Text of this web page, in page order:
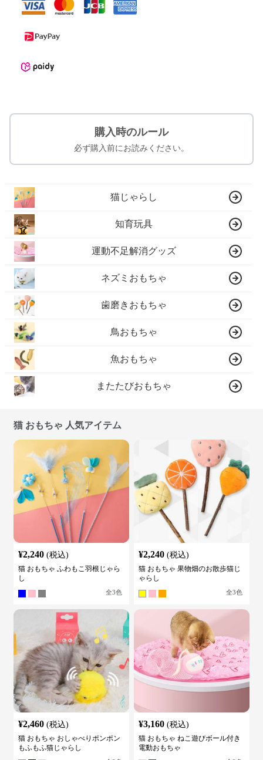
購入時のルール
必ず購入前にお読みください。
猫じゃらし
知育玩具
運動不足解消グッズ
ネズミおもちゃ
歯磨きおもちゃ
鳥おもちゃ
魚おもちゃ
またたびおもちゃ
猫 おもちゃ 人気アイテム
¥2,240 (税込)
猫 おもちゃ ふわもこ羽根じゃら
し
全3色
¥2,240 (税込)
猫 おもちゃ 果物畑のお散歩猫じ
ゃらし
全3色
¥2,460 (税込)
猫 おもちゃ おしゃべりポンポン
もふもふ猫じゃらし
¥3,160 (税込)
猫 おもちゃ ねこ遊びボール付き
電動おもちゃ